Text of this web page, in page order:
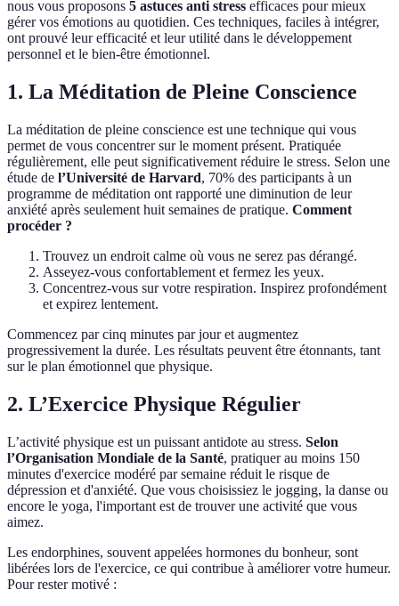
nous vous proposons 5 astuces anti stress efficaces pour mieux
gérer vos émotions au quotidien. Ces techniques, faciles à intégrer,
ont prouvé leur efficacité et leur utilité dans le développement
personnel et le bien-être émotionnel.
1. La Méditation de Pleine Conscience
La méditation de pleine conscience est une technique qui vous
permet de vous concentrer sur le moment présent. Pratiquée
régulièrement, elle peut significativement réduire le stress. Selon une
étude de l’Université de Harvard, 70% des participants à un
programme de méditation ont rapporté une diminution de leur
anxiété après seulement huit semaines de pratique. Comment
procéder ?
Trouvez un endroit calme où vous ne serez pas dérangé.
Asseyez-vous confortablement et fermez les yeux.
Concentrez-vous sur votre respiration. Inspirez profondément
et expirez lentement.
Commencez par cinq minutes par jour et augmentez
progressivement la durée. Les résultats peuvent être étonnants, tant
sur le plan émotionnel que physique.
2. L’Exercice Physique Régulier
L’activité physique est un puissant antidote au stress. Selon
l’Organisation Mondiale de la Santé, pratiquer au moins 150
minutes d'exercice modéré par semaine réduit le risque de
dépression et d'anxiété. Que vous choisissiez le jogging, la danse ou
encore le yoga, l'important est de trouver une activité que vous
aimez.
Les endorphines, souvent appelées hormones du bonheur, sont
libérées lors de l'exercice, ce qui contribue à améliorer votre humeur.
Pour rester motivé :